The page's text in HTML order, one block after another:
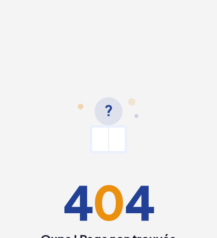
?
404